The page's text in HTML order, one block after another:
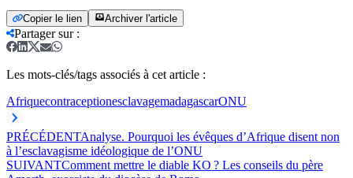
Copier le lien Archiver l'article
Partager sur:
Les mots-clés/tags associés à cet article :
AfriquecontraceptionesclavagemadagascarONU
PRÉCÉDENTAnalyse. Pourquoi les évêques d’Afrique disent non
à l’esclavagisme idéologique de l’ONU
SUIVANTComment mettre le diable KO ? Les conseils du père